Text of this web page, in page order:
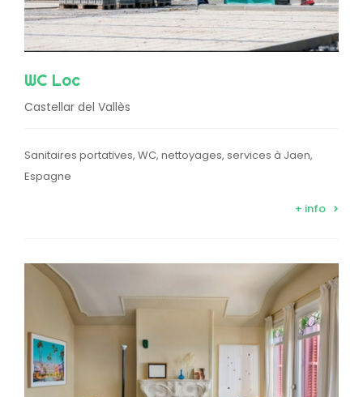
WC Loc
Castellar del Vallès
Sanitaires portatives, WC, nettoyages, services à Jaen,
Espagne
+ info